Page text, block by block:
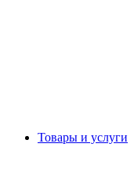
Товары и услуги